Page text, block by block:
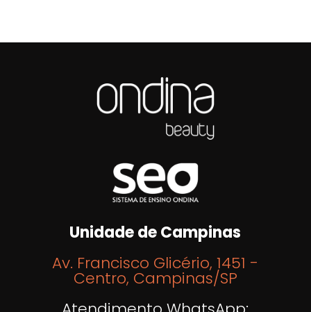
Unidade de Campinas
Av. Francisco Glicério, 1451 -
Centro, Campinas/SP